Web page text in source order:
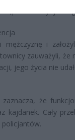
mężczyznę i
zauważyli, że
jego życia nie
że
kajdanek. Cały
policjantów.